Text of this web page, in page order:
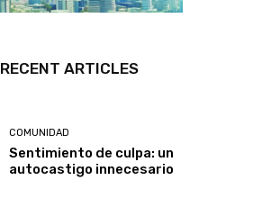
RECENT ARTICLES
COMUNIDAD
Sentimiento de culpa: un
autocastigo innecesario